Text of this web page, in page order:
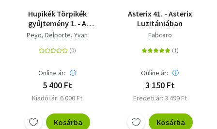
Hupikék Törpikék
gyűjtemény 1. - A
fekete törpök és más
Peyo Delporte, Yvan
Online ár:
5 400 Ft
Kiadói ár: 6 000 Ft
Kosárba
Asterix 41. - Asterix
Luzitániában
Fabcaro
Online ár:
3 150 Ft
Eredeti ár: 3 499 Ft
Kosárba